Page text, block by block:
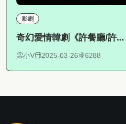
影劇
奇幻愛情韓劇《許餐廳/許...
小V 2025-03-26 6288